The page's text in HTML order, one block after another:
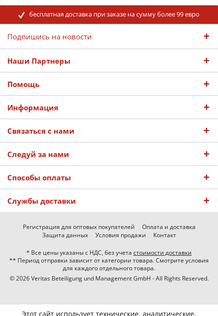
бесплатная доставка при заказе на сумму более 99 евро
Подпишись на новости
Наши Партнеры
Помощь
Информация
Связаться с нами
Следуй за нами
Способы оплаты
Службы доставки
Регистрация для оптовых покупателей
Оплата и доставка
Защита данных
Условия продажи Контакт
* Все цены указаны с НДС, без учета стоимости доставки
** Период отправки зависит от категории товара. Смотрите условия
для каждого отдельного товара.
© 2026 Veritas Beteiligung und Management GmbH - All Rights Reserved.
Этот сайт использует технические, аналитические,